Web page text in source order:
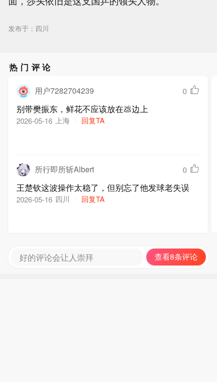
发布于：四川
热门评论
用户7282704239 0
别带樊振东，鲜花不应该放在💩边上
2026-05-16 上海 回复TA
所行即所斩Albert 0
王楚钦这波操作太稳了，但别忘了他发球老失误
2026-05-16 四川 回复TA
好的评论会让人崇拜 查看8条评论